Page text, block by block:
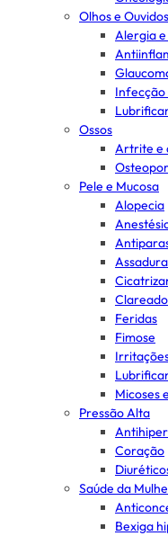
Olhos e Ouvidos
Alergia
Infecção
Ossos
Artrite e
Pele e Mucosa
Alopecia
Feridas
Fimose
Micoses
Pressão Alta
Coração
Saúde da
Bexiga